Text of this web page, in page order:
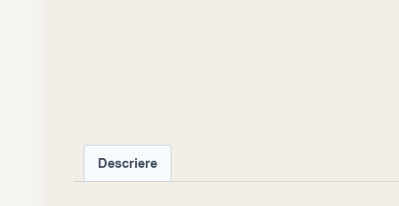
Descriere